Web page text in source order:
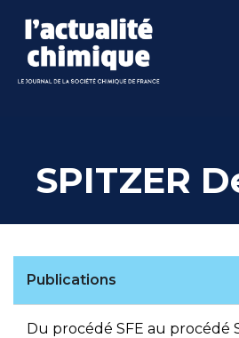
content
SPITZER
Publications
Du procédé SFE au procédé